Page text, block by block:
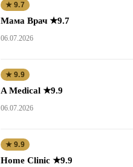
★ 9.7
Мама Врач ★9.7
06.07.2026
★ 9.9
A Medical ★9.9
06.07.2026
★ 9.9
Home Clinic ★9.9